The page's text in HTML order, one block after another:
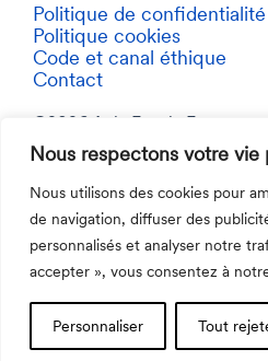
Nous respectons votre vie
Nous utilisons des cookies pour
de navigation, diffuser des
personnalisés et analyser notre
accepter », vous consentez à
Personnaliser Tout
Politique de confidentialité
Politique cookies
Code et canal éthique
Contact
©2026 Aula Escola Europea